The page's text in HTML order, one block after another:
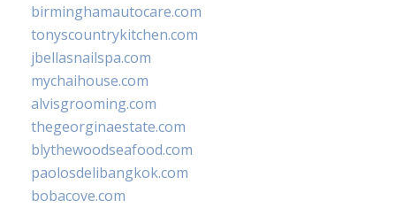
birminghamautocare.com
tonyscountrykitchen.com
jbellasnailspa.com
mychaihouse.com
alvisgrooming.com
thegeorginaestate.com
blythewoodseafood.com
paolosdelibangkok.com
bobacove.com